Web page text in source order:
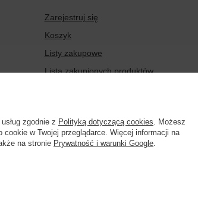
Zarejestruj się
Koszyk
Listy zakupowe
Lista zakupionych produktów
Newsletter
zgodnie z Polityką dotyczącą cookies . Możesz
w Twojej przeglądarce. Więcej informacji na
na stronie Prywatność i warunki Google